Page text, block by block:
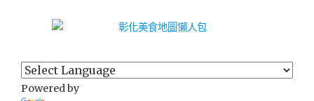
Powered by